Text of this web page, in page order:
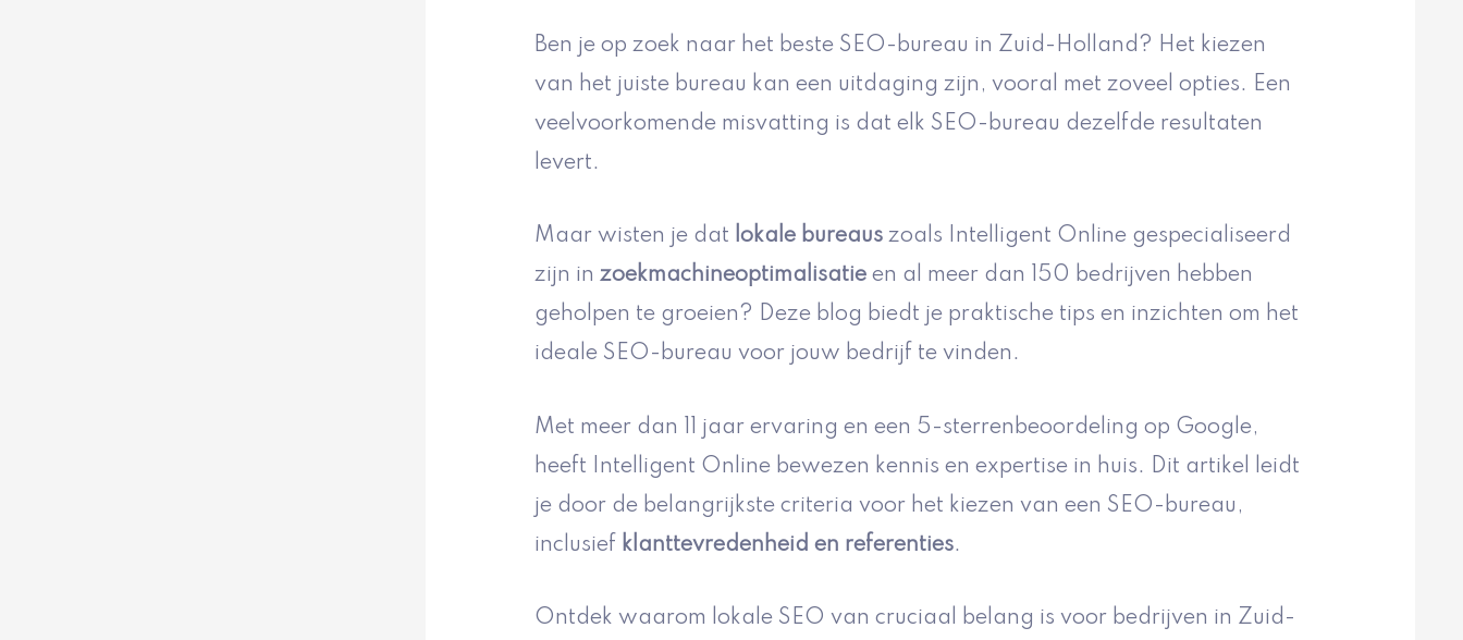
Ben je op zoek naar het beste SEO-bureau in Zuid-Holland? Het kiezen
van het juiste bureau kan een uitdaging zijn, vooral met zoveel opties. Een
veelvoorkomende misvatting is dat elk SEO-bureau dezelfde resultaten
levert.
Maar wisten je dat lokale bureaus zoals Intelligent Online gespecialiseerd
zijn in zoekmachineoptimalisatie en al meer dan 150 bedrijven hebben
geholpen te groeien? Deze blog biedt je praktische tips en inzichten om het
ideale SEO-bureau voor jouw bedrijf te vinden.
Met meer dan 11 jaar ervaring en een 5-sterrenbeoordeling op Google,
heeft Intelligent Online bewezen kennis en expertise in huis. Dit artikel leidt
je door de belangrijkste criteria voor het kiezen van een SEO-bureau,
inclusief klanttevredenheid en referenties.
Ontdek waarom lokale SEO van cruciaal belang is voor bedrijven in Zuid-